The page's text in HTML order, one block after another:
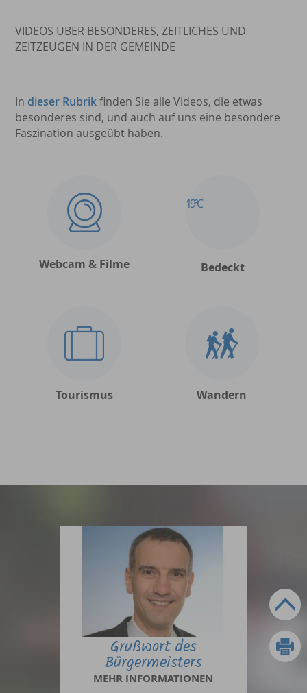
VIDEOS ÜBER BESONDERES, ZEITLICHES UND
ZEITZEUGEN IN DER GEMEINDE
In dieser Rubrikfinden Sie alle Videos, die etwas
besonderes sind, und auch auf uns eine besondere
Faszination ausgeübt haben.
Webcam & Filme
19°C
Bedeckt
Tourismus Wandern
Grußwort des
Bürgermeisters
MEHR INFORMATIONEN